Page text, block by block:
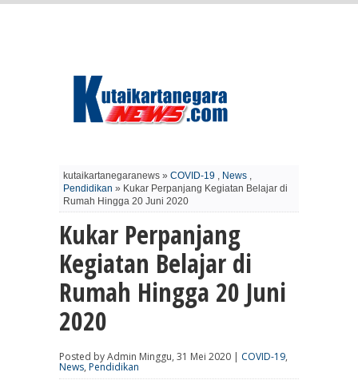
kutaikartanegaranews » COVID-19 , News ,
Pendidikan » Kukar Perpanjang Kegiatan Belajar di
Rumah Hingga 20 Juni 2020
Kukar Perpanjang
Kegiatan Belajar di
Rumah Hingga 20 Juni
2020
Posted by Admin Minggu, 31 Mei 2020 | COVID-19,
News, Pendidikan